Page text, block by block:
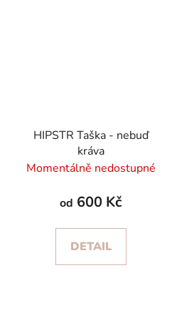
HIPSTR Taška - nebuď
kráva
Momentálně nedostupné
od 600 Kč
DETAIL